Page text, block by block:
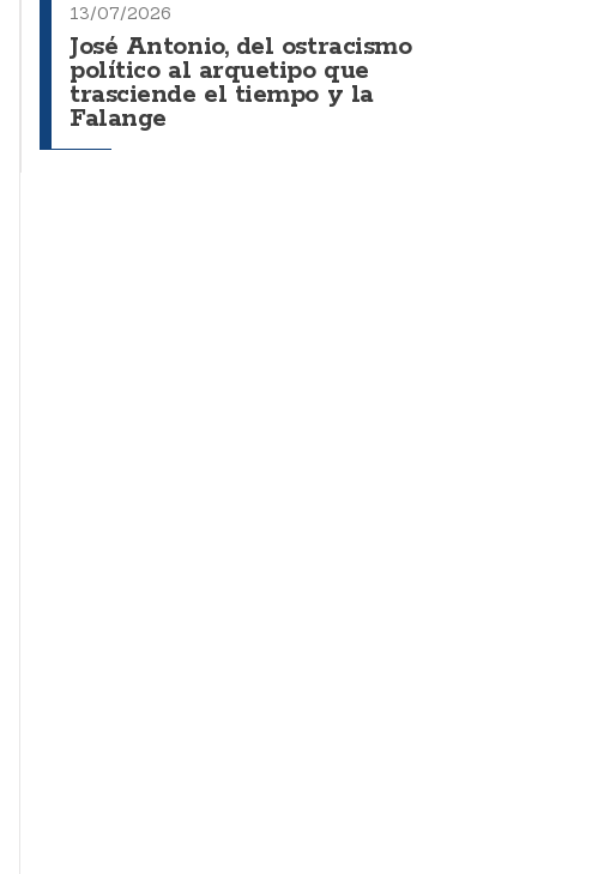
13/07/2026
José Antonio, del ostracismo
político al arquetipo que
trasciende el tiempo y la
Falange